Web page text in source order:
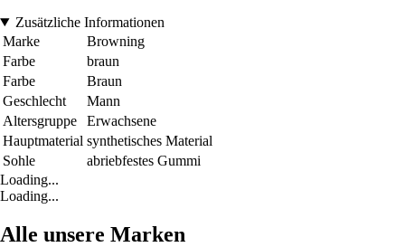
Zusätzliche Informationen
Marke
Browning
Farbe
braun
Farbe
Braun
Geschlecht
Mann
Altersgruppe
Erwachsene
Hauptmaterial synthetisches Material
Sohle
abriebfestes Gummi
Loading...
Loading...
Alle unsere Marken